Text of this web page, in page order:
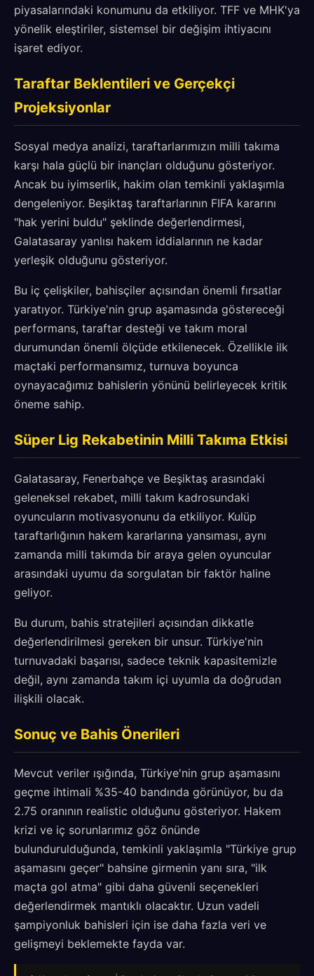
piyasalarındaki konumunu da etkiliyor. TFF ve MHK'ya
yönelik eleştiriler, sistemsel bir değişim ihtiyacını
işaret ediyor.
Taraftar Beklentileri ve Gerçekçi
Projeksiyonlar
Sosyal medya analizi, taraftarlarımızın milli takıma
karşı hala güçlü bir inançları olduğunu gösteriyor.
Ancak bu iyimserlik, hakim olan temkinli yaklaşımla
dengeleniyor. Beşiktaş taraftarlarının FIFA kararını
"hak yerini buldu" şeklinde değerlendirmesi,
Galatasaray yanlısı hakem iddialarının ne kadar
yerleşik olduğunu gösteriyor.
Bu iç çelişkiler, bahisçiler açısından önemli fırsatlar
yaratıyor. Türkiye'nin grup aşamasında göstereceği
performans, taraftar desteği ve takım moral
durumundan önemli ölçüde etkilenecek. Özellikle ilk
maçtaki performansımız, turnuva boyunca
oynayacağımız bahislerin yönünü belirleyecek kritik
öneme sahip.
Süper Lig Rekabetinin Milli Takıma Etkisi
Galatasaray, Fenerbahçe ve Beşiktaş arasındaki
geleneksel rekabet, milli takım kadrosundaki
oyuncuların motivasyonunu da etkiliyor. Kulüp
taraftarlığının hakem kararlarına yansıması, aynı
zamanda milli takımda bir araya gelen oyuncular
arasındaki uyumu da sorgulatan bir faktör haline
geliyor.
Bu durum, bahis stratejileri açısından dikkatle
değerlendirilmesi gereken bir unsur. Türkiye'nin
turnuvadaki başarısı, sadece teknik kapasitemizle
değil, aynı zamanda takım içi uyumla da doğrudan
ilişkili olacak.
Sonuç ve Bahis Önerileri
Mevcut veriler ışığında, Türkiye'nin grup aşamasını
geçme ihtimali %35-40 bandında görünüyor, bu da
2.75 oranının realistic olduğunu gösteriyor. Hakem
krizi ve iç sorunlarımız göz önünde
bulundurulduğunda, temkinli yaklaşımla "Türkiye grup
aşamasını geçer" bahsine girmenin yanı sıra, "ilk
maçta gol atma" gibi daha güvenli seçenekleri
değerlendirmek mantıklı olacaktır. Uzun vadeli
şampiyonluk bahisleri için ise daha fazla veri ve
gelişmeyi beklemekte fayda var.